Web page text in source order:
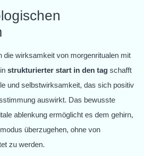
die wirksamkeit von morgenritualen mit
strukturierter start in den tag schafft
und selbstwirksamkeit, das sich positiv
auswirkt. Das bewusste
ablenkung ermöglicht es dem gehirn,
überzugehen, ohne von
zu werden.